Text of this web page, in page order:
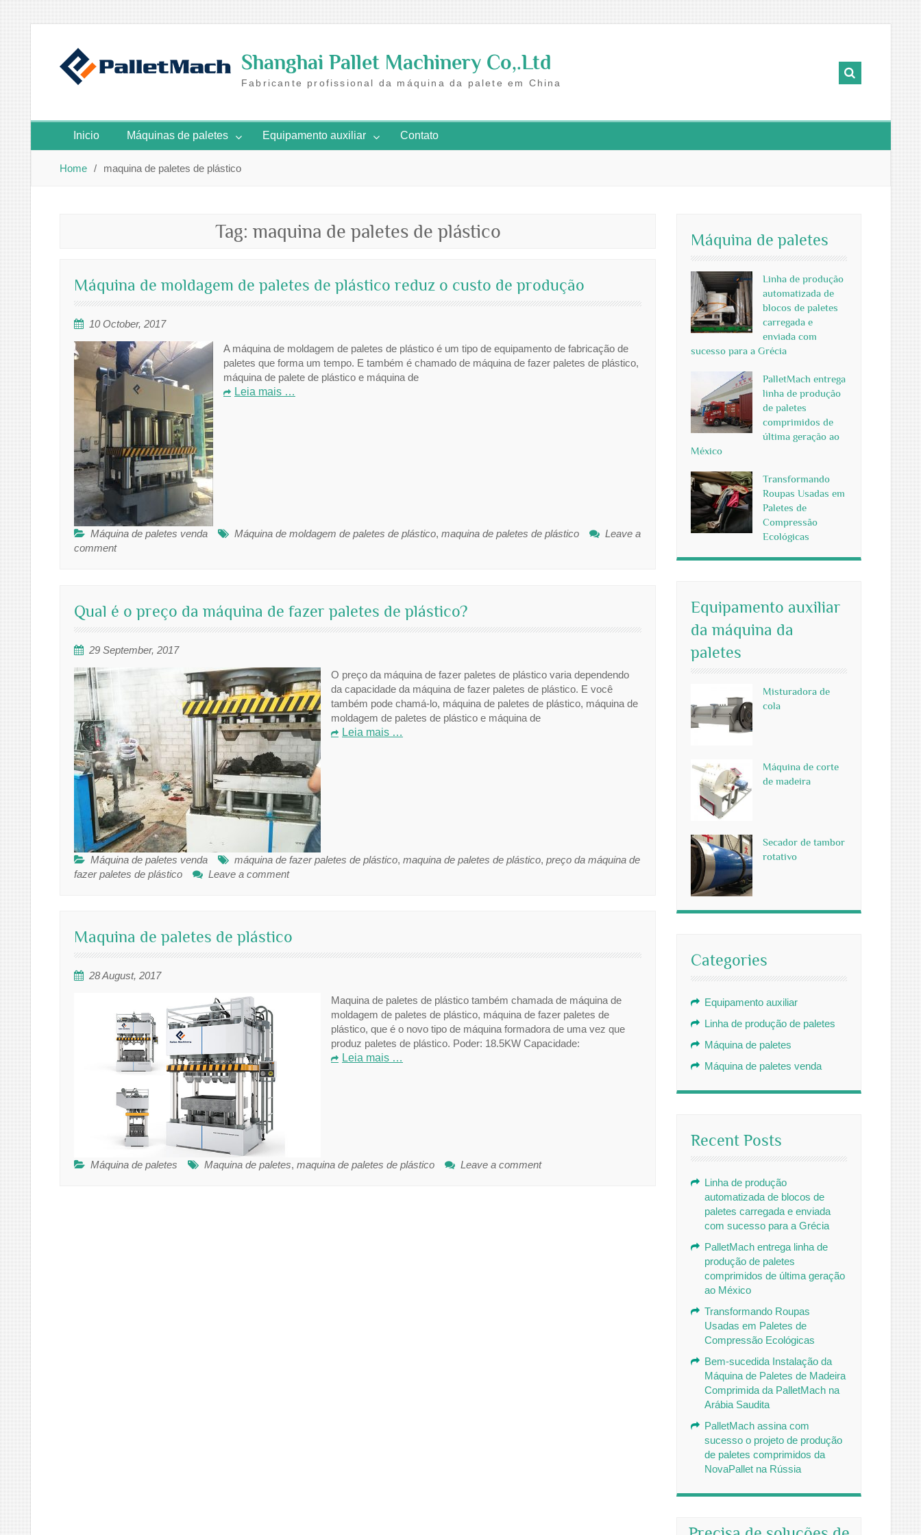
Skip
to
content
Shanghai Pallet Machinery Co,.Ltd
Fabricante profissional da máquina da palete em China
Inicio Máquinas de paletes Equipamento auxiliar Contato
Home maquina de paletes de plástico
Tag: maquina de paletes de plástico
Máquina de moldagem de paletes de plástico reduz o custo de produção
10 October, 2017
A máquina de moldagem de paletes de plástico é um tipo de equipamento de fabricação de
paletes que forma um tempo. E também é chamado de máquina de fazer paletes de plástico,
máquina de palete de plástico e máquina de
Leia mais …
Máquina de paletes venda Máquina de moldagem de paletes de plástico, maquina de paletes de plástico
Leave a
comment
Qual é o preço da máquina de fazer paletes de plástico?
29 September, 2017
O preço da máquina de fazer paletes de plástico varia dependendo
da capacidade da máquina de fazer paletes de plástico. E você
também pode chamá-lo, máquina de paletes de plástico, máquina de
moldagem de paletes de plástico e máquina de
Leia mais …
Máquina de paletes venda máquina de fazer paletes de plástico, maquina de paletes de plástico, preço da máquina de
fazer paletes de plástico
Leave a comment
Maquina de paletes de plástico
28 August, 2017
Maquina de paletes de plástico também chamada de máquina de
moldagem de paletes de plástico, máquina de fazer paletes de
plástico, que é o novo tipo de máquina formadora de uma vez que
produz paletes de plástico. Poder: 18.5KW Capacidade:
Leia mais …
Máquina de paletes Maquina de paletes, maquina de paletes de plástico Leave a comment
Máquina de paletes
Linha de produção
automatizada de
blocos de paletes
carregada e
enviada com
sucesso para a Grécia
PalletMach entrega
linha de produção
de paletes
comprimidos de
última geração ao
México
Transformando
Roupas Usadas em
Paletes de
Compressão
Ecológicas
Equipamento auxiliar
da máquina da
paletes
Misturadora de
cola
Máquina de corte
de madeira
Secador de tambor
rotativo
Categories
Equipamento auxiliar
Linha de produção de paletes
Máquina de paletes
Máquina de paletes venda
Recent Posts
Linha de produção
automatizada de blocos de
paletes carregada e enviada
com sucesso para a Grécia
PalletMach entrega linha de
produção de paletes
comprimidos de última geração
ao México
Transformando Roupas
Usadas em Paletes de
Compressão Ecológicas
Bem-sucedida Instalação da
Máquina de Paletes de Madeira
Comprimida da PalletMach na
Arábia Saudita
PalletMach assina com
sucesso o projeto de produção
de paletes comprimidos da
NovaPallet na Rússia